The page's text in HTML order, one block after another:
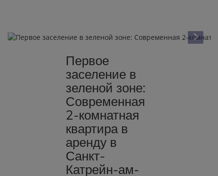
Первое
заселение в
зеленой зоне:
Современная
2-комнатная
квартира в
аренду в
Санкт-
Катрейн-ам-